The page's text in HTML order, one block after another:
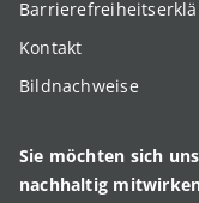
Kontakt
Bildnachweise
Sie möchten sich
nachhaltig